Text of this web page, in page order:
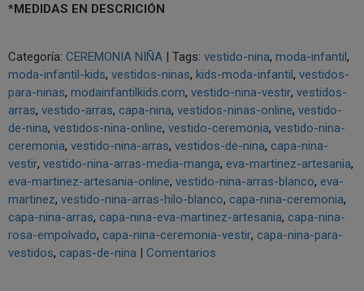
*MEDIDAS EN DESCRICIÓN
Categoría: CEREMONIA NIÑA | Tags: vestido-nina moda-infantil
moda-infantil-kids vestidos-ninas kids-moda-infantil vestidos-
para-ninas modainfantilkids.com vestido-nina-vestir vestidos-
arras vestido-arras capa-nina vestidos-ninas-online vestido-
de-nina vestidos-nina-online vestido-ceremonia vestido-nina-
ceremonia vestido-nina-arras vestidos-de-nina capa-nina-
vestir vestido-nina-arras-media-manga eva-martinez-artesania
eva-martinez-artesania-online vestido-nina-arras-blanco eva-
martinez vestido-nina-arras-hilo-blanco capa-nina-ceremonia
capa-nina-arras capa-nina-eva-martinez-artesania capa-nina-
rosa-empolvado capa-nina-ceremonia-vestir capa-nina-para-
vestidos capas-de-nina | Comentarios